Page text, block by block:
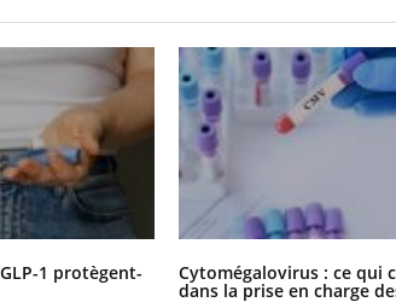
1 protègent- Cytomégalovirus : ce qui
dans la prise en charge